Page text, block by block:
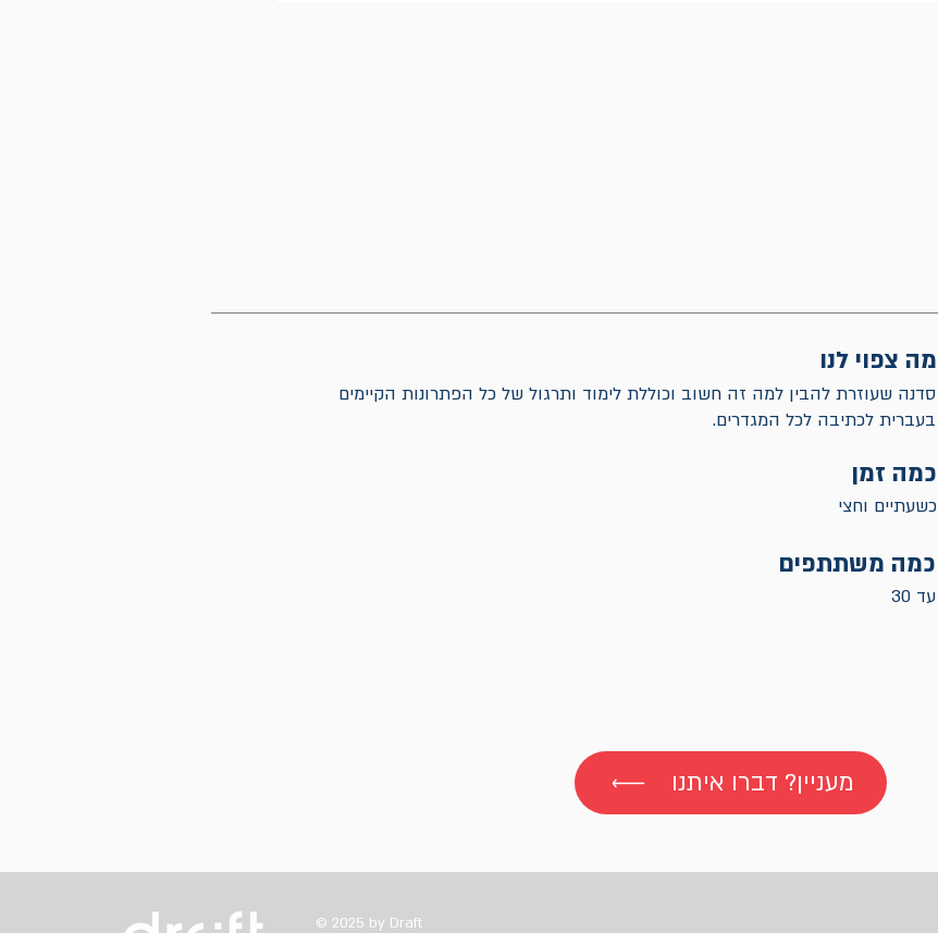
מה צפוי לנו
סדנה שעוזרת להבין למה זה חשוב וכוללת לימוד ותרגול של כל הפתרונות הקיימים
בעברית לכתיבה לכל המגדרים.
כמה זמן
כשעתיים וחצי
כמה משתתפים
עד 30
מעניין? דברו איתנו
© 2025 by Draft